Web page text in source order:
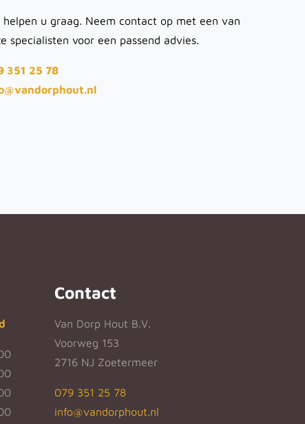
helpen u graag. Neem contact op met een van
specialisten voor een passend advies.
351 25 78
Contact
Van Dorp Hout B.V.
Voorweg 153
2716 NJ Zoetermeer
079 351 25 78
info@vandorphout.nl